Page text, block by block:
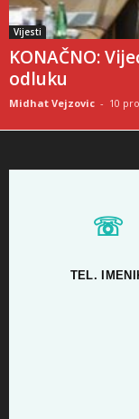
Vijesti
KONAČNO:
odluku
Midhat Vejzovic - 10
☏
TEL.